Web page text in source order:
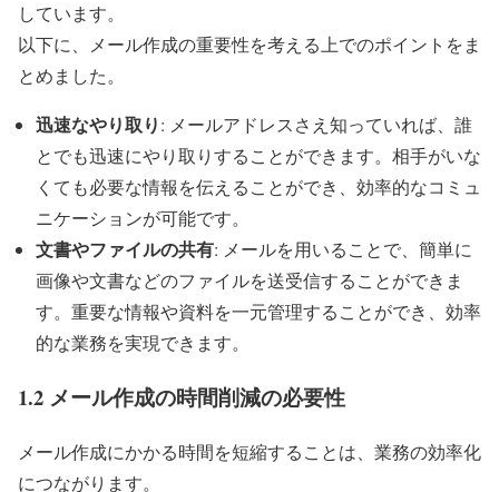
しています。
以下に、メール作成の重要性を考える上でのポイントをま
とめました。
迅速なやり取り: メールアドレスさえ知っていれば、誰
とでも迅速にやり取りすることができます。相手がいな
くても必要な情報を伝えることができ、効率的なコミュ
ニケーションが可能です。
文書やファイルの共有: メールを用いることで、簡単に
画像や文書などのファイルを送受信することができま
す。重要な情報や資料を一元管理することができ、効率
的な業務を実現できます。
1.2 メール作成の時間削減の必要性
メール作成にかかる時間を短縮することは、業務の効率化
につながります。